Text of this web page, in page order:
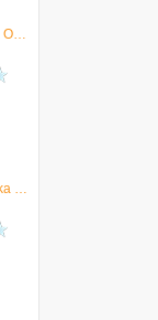
Anioły ciemności. Odnaleźć siebie #2
Zniszczona Monika Rępalska (Audiobook)